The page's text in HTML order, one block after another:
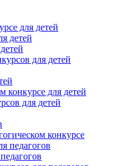
для детей
детей
для детей
конкурсе для детей
для детей
конкурсе
педагогов